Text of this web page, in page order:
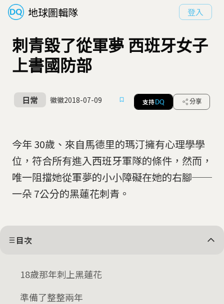
地球圖輯隊 登入
刺青毀了從軍夢 西班牙女子
上書國防部
日常 徽徽2018-07-09 支持 DQ 分享
今年 30歲、來自馬德里的瑪汀擁有心理學學
位，符合所有進入西班牙軍隊的條件，然而，
唯一阻擋她從軍夢的小小障礙在她的右腳──
一朵 7公分的黑蓮花刺青。
目次
18歲那年刺上黑蓮花
準備了整整兩年